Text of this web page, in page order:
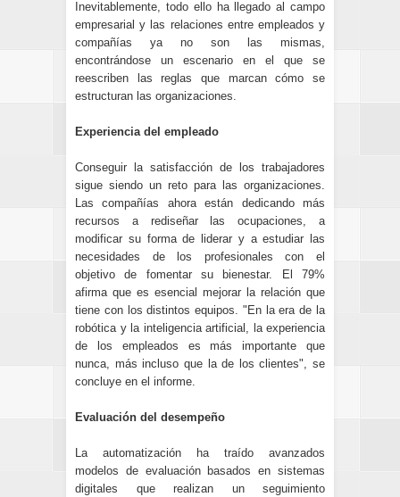
Inevitablemente, todo ello ha llegado al campo
empresarial y las relaciones entre empleados y
compañías ya no son las mismas,
encontrándose un escenario en el que se
reescriben las reglas que marcan cómo se
estructuran las organizaciones.
Experiencia del empleado
Conseguir la satisfacción de los trabajadores
sigue siendo un reto para las organizaciones.
Las compañías ahora están dedicando más
recursos a rediseñar las ocupaciones, a
modificar su forma de liderar y a estudiar las
necesidades de los profesionales con el
objetivo de fomentar su bienestar. El 79%
afirma que es esencial mejorar la relación que
tiene con los distintos equipos. "En la era de la
robótica y la inteligencia artificial, la experiencia
de los empleados es más importante que
nunca, más incluso que la de los clientes", se
concluye en el informe.
Evaluación del desempeño
La automatización ha traído avanzados
modelos de evaluación basados en sistemas
digitales que realizan un seguimiento